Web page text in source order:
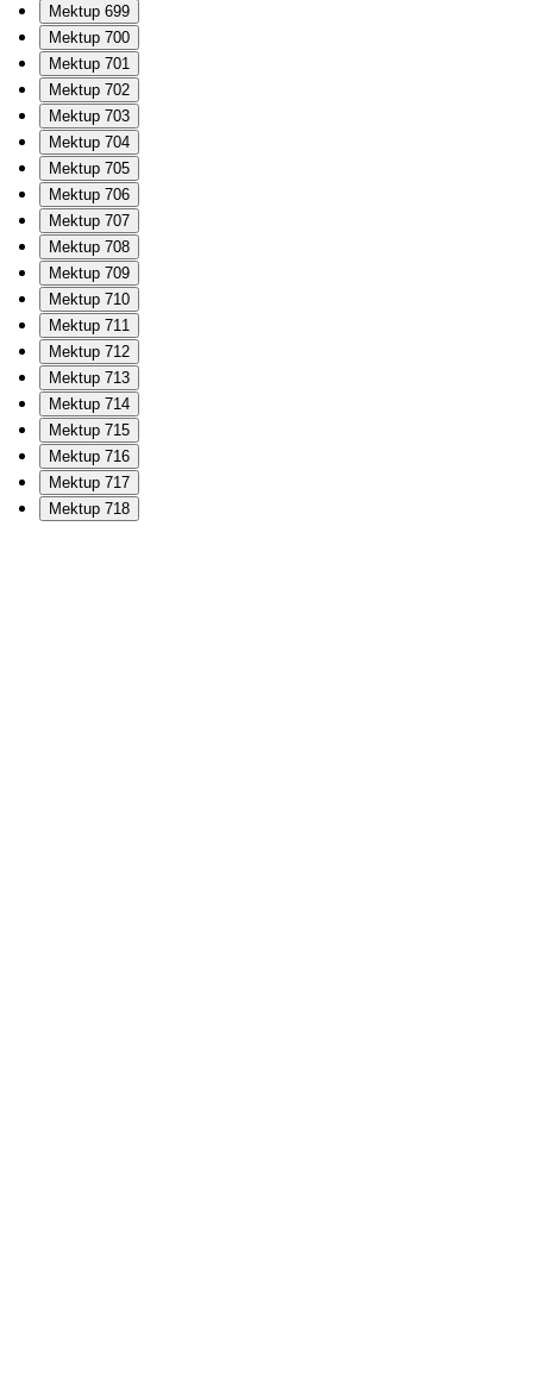
Mektup 699
Mektup 700
Mektup 701
Mektup 702
Mektup 703
Mektup 704
Mektup 705
Mektup 706
Mektup 707
Mektup 708
Mektup 709
Mektup 710
Mektup 711
Mektup 712
Mektup 713
Mektup 714
Mektup 715
Mektup 716
Mektup 717
Mektup 718